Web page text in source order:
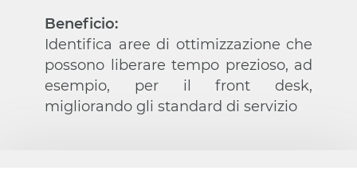
Fornisce i giusti indicatori per
individuare i margini di
miglioramento, superando quello
che potrebbero fare solo il bilancio o
il commercialista
Beneficio:
Identifica aree di ottimizzazione che
possono liberare tempo prezioso, ad
esempio, per il front desk,
migliorando gli standard di servizio